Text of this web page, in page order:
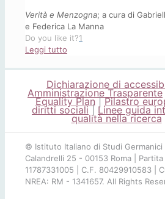
Verità e Menzogna; a cura di
e Federica La Manna
Do you like it?1
Leggi tutto
Germanici
–
I
quaderni
dell’AIG,
(2018)
Dichiarazione di
Amministrazione Trasparente
Equality Plan|Pilastro
diritti sociali| Linee guida
qualità nella ricerca
© Istituto Italiano di Studi Germanici
Calandrelli 25 - 00153 Roma | Partita
11787331005 | C.F. 80429910583 |
NREA: RM - 1341657. All Rights